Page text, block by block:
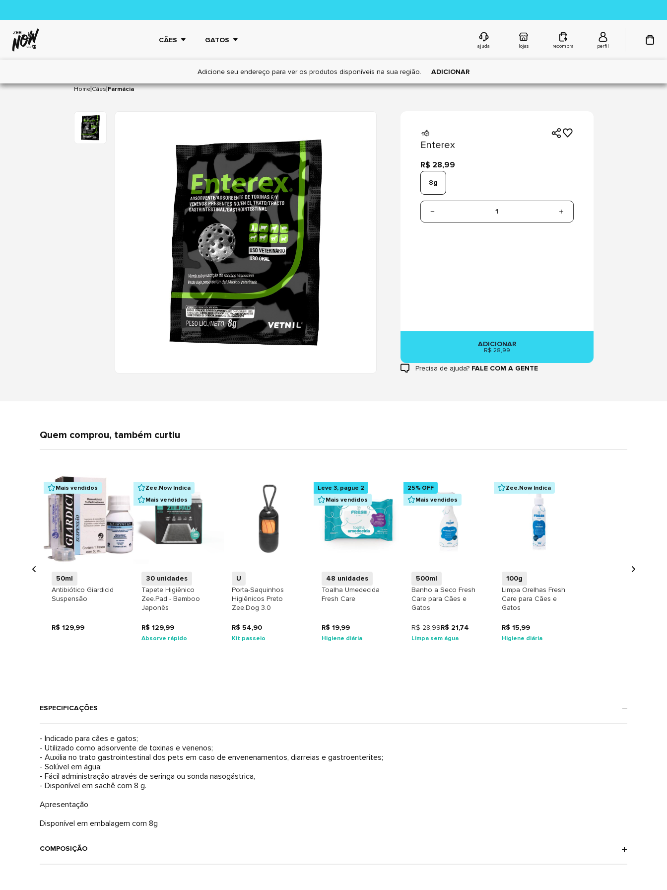
CÃES GATOS
ajuda lojas recompra perfil
Adicione seu endereço para ver os produtos disponíveis na sua região. ADICIONAR
Home|Cães|Farmácia
Enterex
R$ 28,99
8g
1
ADICIONAR
R$ 28,99
Precisa de ajuda? FALE COM A GENTE
Quem comprou, também curtiu
Mais vendidos
+
50ml
Antibiótico Giardicid
Suspensão
R$ 129,99
Zee.Now Indica
Mais vendidos
+
30 unidades
Tapete Higiênico
Zee.Pad - Bamboo
Japonês
R$ 129,99
Absorve rápido
U
Porta-Saquinhos
Higiênicos Preto
Zee.Dog 3.0
R$ 54,90
Kit passeio
Leve 3, pague 2
Mais vendidos
+
48 unidades
Toalha Umedecida
Fresh Care
R$ 19,99
Higiene diária
25% OFF
Mais vendidos
500ml
Banho a Seco Fresh
Care para Cães e
Gatos
R$ 28,99R$ 21,74
Limpa sem água
Zee.Now Indica
100g
Limpa Orelhas Fresh
Care para Cães e
Gatos
R$ 15,99
Higiene diária
ESPECIFICAÇÕES
- Indicado para cães e gatos;
- Utilizado como adsorvente de toxinas e venenos;
- Auxilia no trato gastrointestinal dos pets em caso de envenenamentos, diarreias e gastroenterites;
- Solúvel em água;
- Fácil administração através de seringa ou sonda nasogástrica,
- Disponível em sachê com 8 g.
Apresentação
Disponível em embalagem com 8g
COMPOSIÇÃO